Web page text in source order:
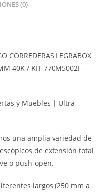
(0)
CORREDERAS LEGRABOX
40K / KIT 770M5002I –
y Muebles | Ultra
una amplia variedad de
de extensión total
o push-open.
largos (250 mm a